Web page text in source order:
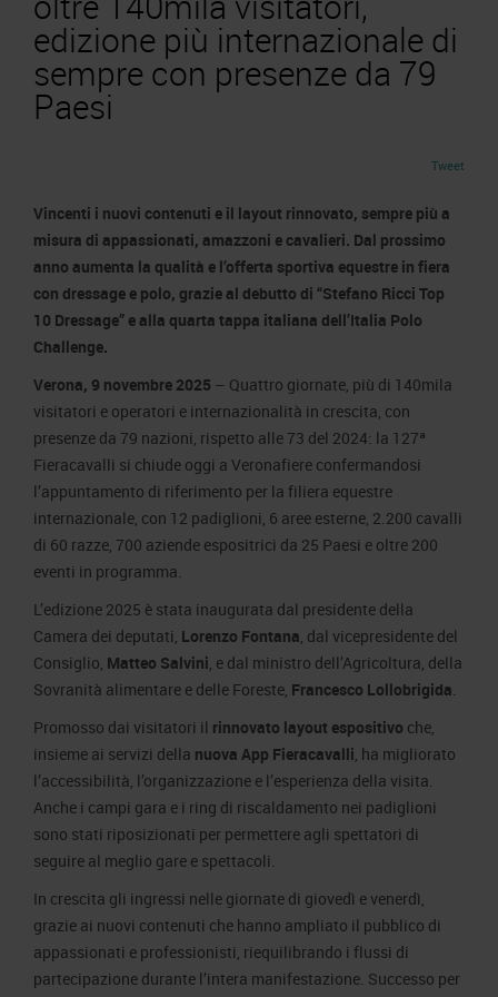
Numeri della fiera
Carta dei Valori
Parità di genere
Responsabilità Sociale d’Impresa
Responsabilità ambientale
Certificazioni riconosciute
Società trasparente
Accredito Stampa Marmomac 2026
Servizi in quartiere per la stampa
Contatti Ufficio Stampa
Lavora con noi
Contatti
edizione più internazionale di
sempre con presenze da 79
Paesi
Tweet
Vincenti i nuovi contenuti e il layout rinnovato, sempre più a
misura di appassionati, amazzoni e cavalieri. Dal prossimo
anno aumenta la qualità e l’offerta sportiva equestre in fiera
con dressage e polo, grazie al debutto di “Stefano Ricci Top
10 Dressage” e alla quarta tappa italiana dell’Italia Polo
Challenge.
Verona, 9 novembre 2025 – Quattro giornate, più di 140mila
visitatori e operatori e internazionalità in crescita, con
presenze da 79 nazioni, rispetto alle 73 del 2024: la 127ª
Fieracavalli si chiude oggi a Veronafiere confermandosi
l’appuntamento di riferimento per la filiera equestre
internazionale, con 12 padiglioni, 6 aree esterne, 2.200 cavalli
di 60 razze, 700 aziende espositrici da 25 Paesi e oltre 200
eventi in programma.
L’edizione 2025 è stata inaugurata dal presidente della
Camera dei deputati, Lorenzo Fontana, dal vicepresidente del
Consiglio, Matteo Salvini, e dal ministro dell’Agricoltura, della
Sovranità alimentare e delle Foreste, Francesco Lollobrigida.
Promosso dai visitatori il rinnovato layout espositivo che,
insieme ai servizi della nuova App Fieracavalli, ha migliorato
l’accessibilità, l’organizzazione e l’esperienza della visita.
Anche i campi gara e i ring di riscaldamento nei padiglioni
sono stati riposizionati per permettere agli spettatori di
seguire al meglio gare e spettacoli.
In crescita gli ingressi nelle giornate di giovedì e venerdì,
grazie ai nuovi contenuti che hanno ampliato il pubblico di
appassionati e professionisti, riequilibrando i flussi di
partecipazione durante l’intera manifestazione. Successo per